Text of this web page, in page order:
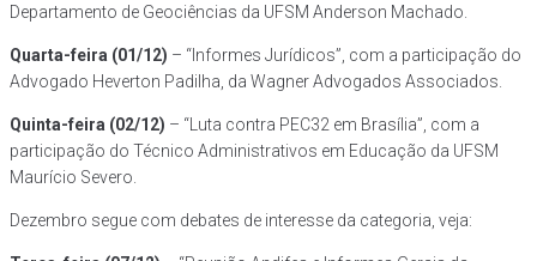
Departamento de Geociências da UFSM Anderson Machado.
Quarta-feira (01/12) – “Informes Jurídicos”, com a participação do
Advogado Heverton Padilha, da Wagner Advogados Associados.
Quinta-feira (02/12) – “Luta contra PEC32 em Brasília”, com a
participação do Técnico Administrativos em Educação da UFSM
Maurício Severo.
Dezembro segue com debates de interesse da categoria, veja: